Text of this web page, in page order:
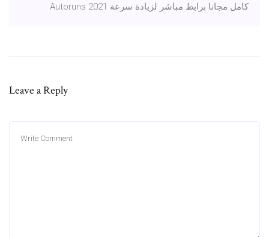
Autoruns 2021 كامل مجانا برابط مباشر لزيادة سرعة
Leave a Reply